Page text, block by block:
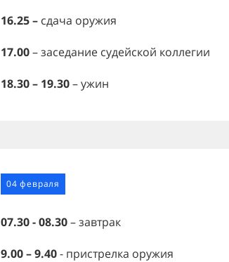
16.25 – сдача оружия
17.00– заседание судейской коллегии
18.30 – 19.30– ужин
04 февраля
07.30 - 08.30– завтрак
9.00 – 9.40- пристрелка оружия